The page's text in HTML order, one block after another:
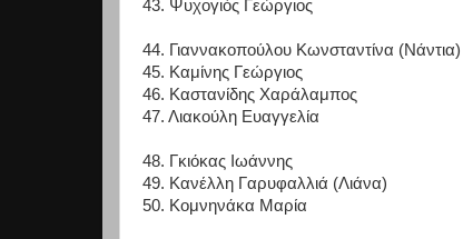
43. Ψυχογιός Γεώργιος
44. Γιαννακοπούλου Κωνσταντίνα (Νάντια)
45. Καμίνης Γεώργιος
46. Καστανίδης Χαράλαμπος
47. Λιακούλη Ευαγγελία
48. Γκιόκας Ιωάννης
49. Κανέλλη Γαρυφαλλιά (Λιάνα)
50. Κομνηνάκα Μαρία